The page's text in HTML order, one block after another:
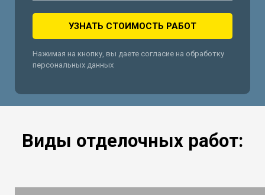
УЗНАТЬ СТОИМОСТЬ РАБОТ
Нажимая на кнопку, вы даете согласие на обработку
персональных данных
Виды отделочных работ: